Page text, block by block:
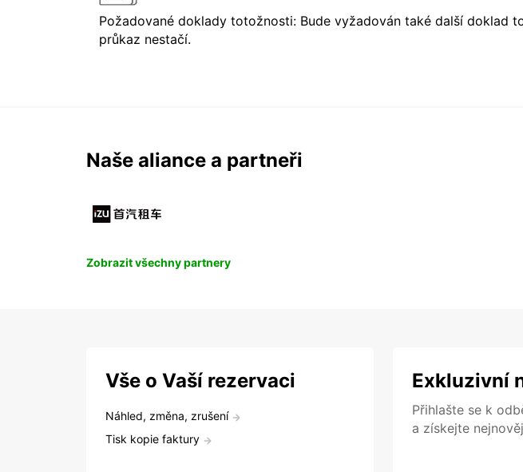
Požadované doklady totožnosti: Bude vyžadován také další doklad
průkaz nestačí.
Naše aliance a partneři
Zobrazit všechny partnery
Vše o Vaší rezervaci
Náhled, změna, zrušení
Tisk kopie faktury
Exkluzivní
Přihlašte se k
a získejte